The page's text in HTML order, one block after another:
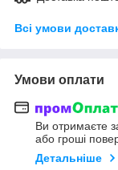
Всі умови
Умови оплати
Ви отримаєте
або гроші
Детальніше